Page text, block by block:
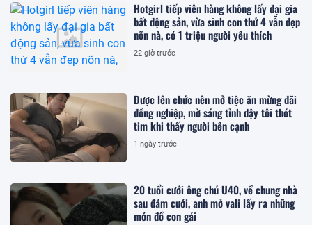
Hotgirl tiếp viên hàng không lấy đại gia
bất động sản, vừa sinh con thứ 4 vẫn đẹp
nõn nà, có 1 triệu người yêu thích
22 giờ trước
Được lên chức nên mở tiệc ăn mừng đãi
đồng nghiệp, mờ sáng tỉnh dậy tôi thót
tim khi thấy người bên cạnh
1 ngày trước
20 tuổi cưới ông chú U40, về chung nhà
sau đám cưới, anh mở vali lấy ra những
món đồ con gái